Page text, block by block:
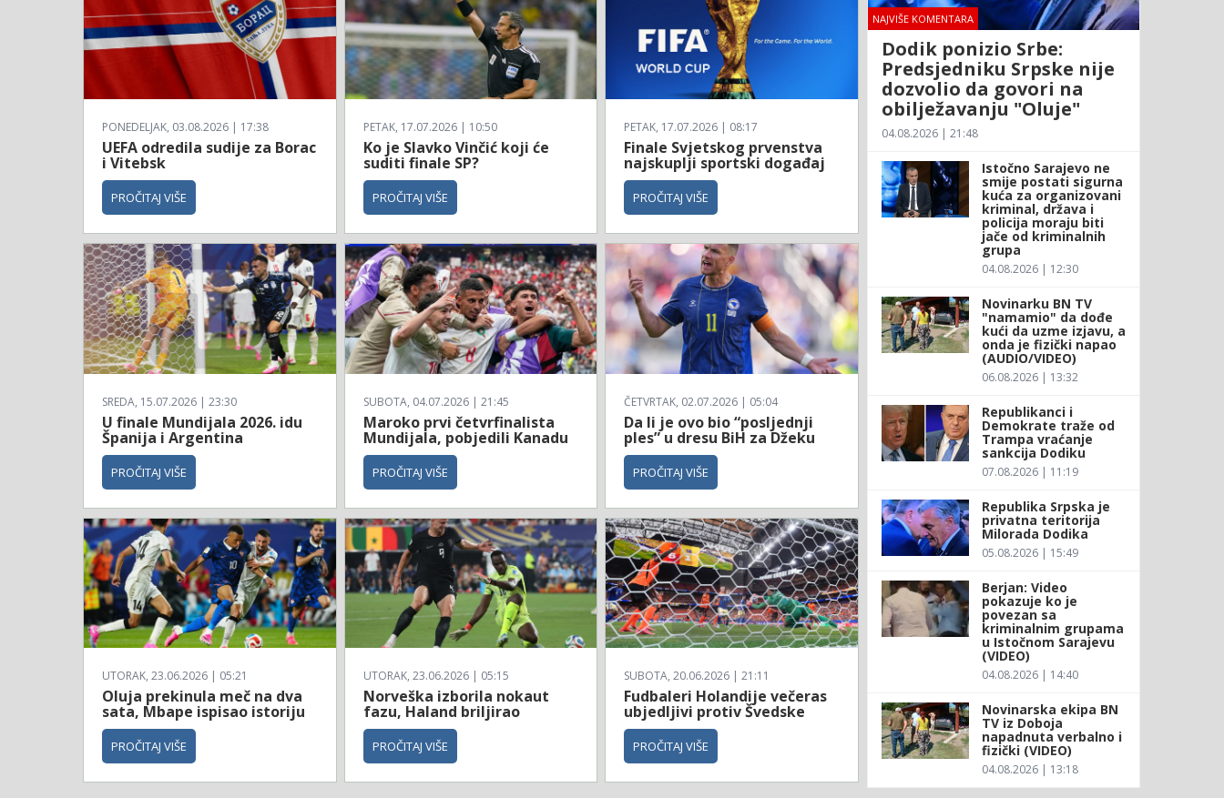
PONEDELJAK, 03.08.2026 | 17:38
UEFA odredila sudije za Borac
i Vitebsk
PROČITAJ VIŠE
PETAK, 17.07.2026 | 10:50
Ko je Slavko Vinčić koji će
suditi finale SP?
PROČITAJ VIŠE
PETAK, 17.07.2026 | 08:17
Finale Svjetskog prvenstva
najskuplji sportski događaj
PROČITAJ VIŠE
SREDA, 15.07.2026 | 23:30
U finale Mundijala 2026. idu
Španija i Argentina
PROČITAJ VIŠE
SUBOTA, 04.07.2026 | 21:45
Maroko prvi četvrfinalista
Mundijala, pobjedili Kanadu
PROČITAJ VIŠE
ČETVRTAK, 02.07.2026 | 05:04
Da li je ovo bio “posljednji
ples” u dresu BiH za Džeku
PROČITAJ VIŠE
UTORAK, 23.06.2026 | 05:21
Oluja prekinula meč na dva
sata, Mbape ispisao istoriju
PROČITAJ VIŠE
UTORAK, 23.06.2026 | 05:15
Norveška izborila nokaut
fazu, Haland briljirao
PROČITAJ VIŠE
SUBOTA, 20.06.2026 | 21:11
Fudbaleri Holandije večeras
ubjedljivi protiv Švedske
PROČITAJ VIŠE
NAJVIŠE KOMENTARA
Dodik ponizio Srbe:
Predsjedniku Srpske nije
dozvolio da govori na
obilježavanju "Oluje"
04.08.2026 | 21:48
Istočno Sarajevo ne
smije postati sigurna
kuća za organizovani
kriminal, država i
policija moraju biti
jače od kriminalnih
grupa
04.08.2026 | 12:30
Novinarku BN TV
"namamio" da dođe
kući da uzme izjavu, a
onda je fizički napao
(AUDIO/VIDEO)
06.08.2026 | 13:32
Republikanci i
Demokrate traže od
Trampa vraćanje
sankcija Dodiku
07.08.2026 | 11:19
Republika Srpska je
privatna teritorija
Milorada Dodika
05.08.2026 | 15:49
Berjan: Video
pokazuje ko je
povezan sa
kriminalnim grupama
u Istočnom Sarajevu
(VIDEO)
04.08.2026 | 14:40
Novinarska ekipa BN
TV iz Doboja
napadnuta verbalno i
fizički (VIDEO)
04.08.2026 | 13:18